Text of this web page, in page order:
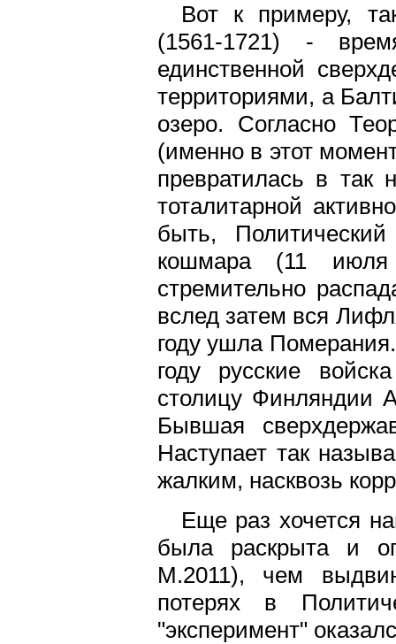
Вот к примеру,
(1561-1721) -
единственной
территориями, а
озеро. Согласно
(именно в этот
превратилась в так
тоталитарной
быть,
кошмара (11 июля
стремительно
вслед затем вся
году ушла
году русские
столицу Финляндии
Бывшая
Наступает так
жалким, насквозь
Еще раз хочется
была раскрыта и
М.2011), чем
потерях в
"эксперимент"